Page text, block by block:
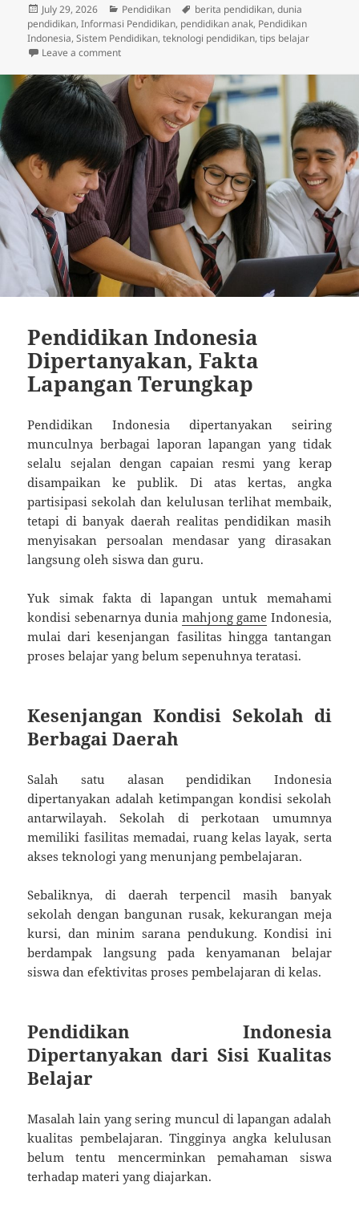
Posted
on
July 29, 2026 Categories
Pendidikan Tags
berita pendidikan,dunia
pendidikan,Informasi Pendidikan, pendidikan anak, Pendidikan
Indonesia,Sistem Pendidikan,teknologi pendidikan,tips belajar
Leave a commenton AI Membantu Siswa SMP Mengembangkan
Pendidikan Indonesia
Dipertanyakan, Fakta
Lapangan Terungkap
Pendidikan Indonesia dipertanyakan seiring
munculnya berbagai laporan lapangan yang tidak
selalu sejalan dengan capaian resmi yang kerap
disampaikan ke publik. Di atas kertas, angka
partisipasi sekolah dan kelulusan terlihat membaik,
tetapi di banyak daerah realitas pendidikan masih
menyisakan persoalan mendasar yang dirasakan
langsung oleh siswa dan guru.
Yuk simak fakta di lapangan untuk memahami
kondisi sebenarnya dunia mahjong game Indonesia,
mulai dari kesenjangan fasilitas hingga tantangan
proses belajar yang belum sepenuhnya teratasi.
Kesenjangan Kondisi Sekolah di
Berbagai Daerah
Salah satu alasan pendidikan Indonesia
dipertanyakan adalah ketimpangan kondisi sekolah
antarwilayah. Sekolah di perkotaan umumnya
memiliki fasilitas memadai, ruang kelas layak, serta
akses teknologi yang menunjang pembelajaran.
Sebaliknya, di daerah terpencil masih banyak
sekolah dengan bangunan rusak, kekurangan meja
kursi, dan minim sarana pendukung. Kondisi ini
berdampak langsung pada kenyamanan belajar
siswa dan efektivitas proses pembelajaran di kelas.
Pendidikan Indonesia
Dipertanyakan dari Sisi Kualitas
Belajar
Masalah lain yang sering muncul di lapangan adalah
kualitas pembelajaran. Tingginya angka kelulusan
belum tentu mencerminkan pemahaman siswa
terhadap materi yang diajarkan.